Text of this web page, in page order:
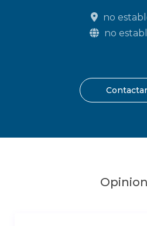
no
no
Contactar